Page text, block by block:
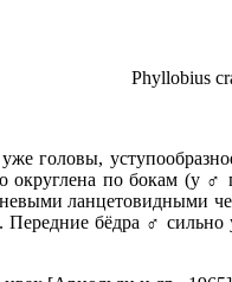
Phyllobius
головы,
округлена по бокам (у
Передние бёдра ♂